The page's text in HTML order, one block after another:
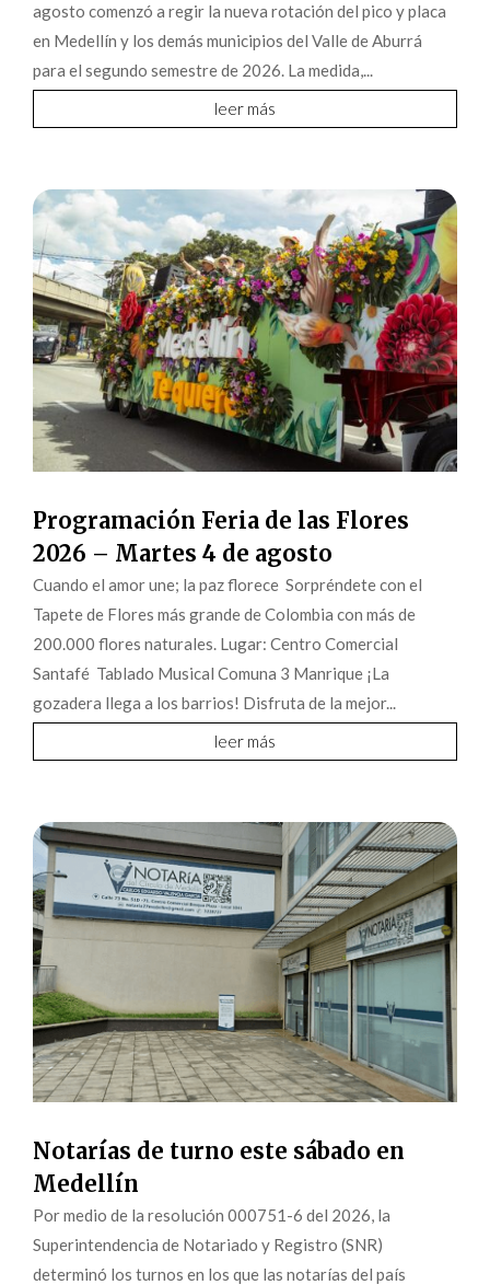
agosto comenzó a regir la nueva rotación del pico y placa
en Medellín y los demás municipios del Valle de Aburrá
para el segundo semestre de 2026. La medida,...
leer más
Programación Feria de las Flores
2026 – Martes 4 de agosto
Cuando el amor une; la paz florece Sorpréndete con el
Tapete de Flores más grande de Colombia con más de
200.000 flores naturales. Lugar: Centro Comercial
Santafé Tablado Musical Comuna 3 Manrique ¡La
gozadera llega a los barrios! Disfruta de la mejor...
leer más
Notarías de turno este sábado en
Medellín
Por medio de la resolución 000751-6 del 2026, la
Superintendencia de Notariado y Registro (SNR)
determinó los turnos en los que las notarías del país